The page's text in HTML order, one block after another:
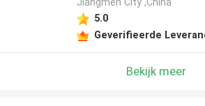
5.0
Geverifieerde
Bekijk meer